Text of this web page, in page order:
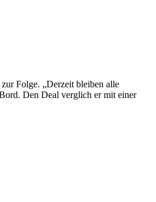
Folge. „Derzeit bleiben alle
Den Deal verglich er mit einer